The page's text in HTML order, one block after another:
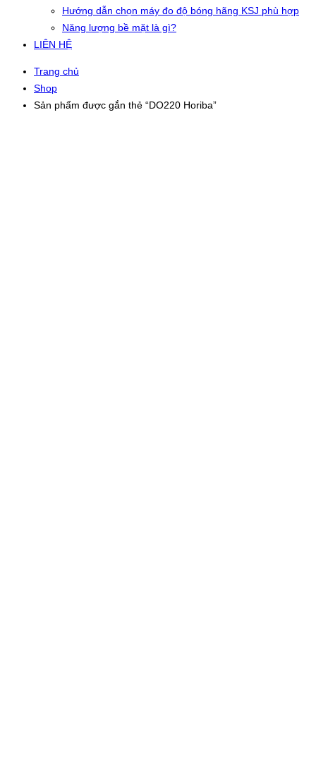
Hướng dẫn chọn máy đo độ bóng hãng KSJ phù hợp
Năng lượng bề mặt là gì?
LIÊN HỆ
Trang chủ
Shop
Sản phẩm được gắn thẻ “DO220 Horiba”